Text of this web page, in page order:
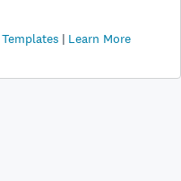
Templates Learn More